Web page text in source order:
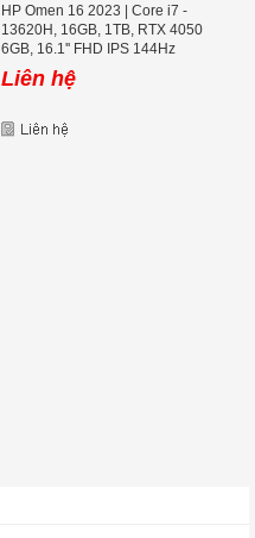
HP Omen 16 2023 | Core i7 -
13620H, 16GB, 1TB, RTX 4050
6GB, 16.1'' FHD IPS 144Hz
Liên hệ